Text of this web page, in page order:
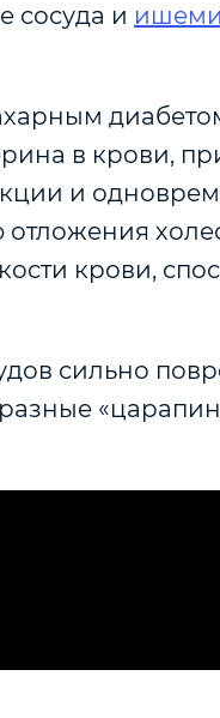
сосуда и
в крови,
и
крови,
сильно